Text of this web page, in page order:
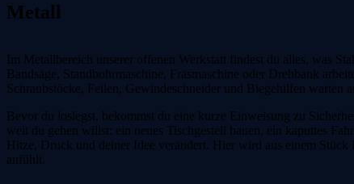
Metall
Im Metallbereich unserer offenen Werkstatt findest du alles, was
Bandsäge, Standbohrmaschine, Fräsmaschine oder Drehbank
Schraubstöcke, Feilen, Gewindeschneider und Biegehilfen warten
Bevor du loslegst, bekommst du eine kurze Einweisung zu
weit du gehen willst: ein neues Tischgestell bauen, ein kaputtes
Hitze, Druck und deiner Idee verändert. Hier wird aus einem
anfühlt.